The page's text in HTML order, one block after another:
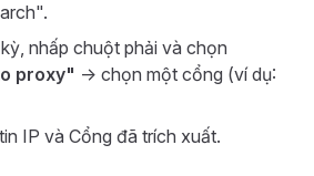
nhấp chuột phải và chọn
proxy" -> chọn một cổng (ví dụ:
IP và Cổng đã trích xuất.